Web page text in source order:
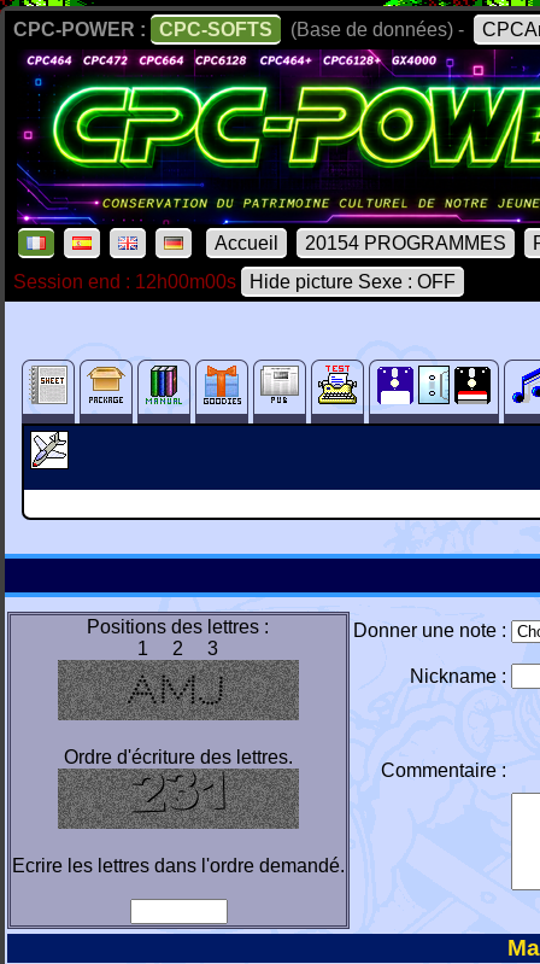
CPC-POWER : CPC-SOFTS (Base de données) -
Accueil 20154 PROGRAMMES
Session end : 12h00m00s
Hide picture Sexe : OFF
Positions des lettres :
1 2 3
Ordre d'écriture des lettres.
Ecrire les lettres dans l'ordre demandé.
Donner une note :
Nickname :
Commentaire :